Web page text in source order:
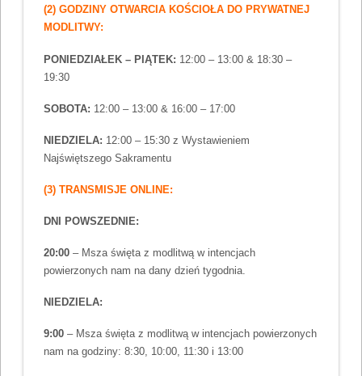
(2) GODZINY OTWARCIA KOŚCIOŁA DO PRYWATNEJ
MODLITWY:
PONIEDZIAŁEK – PIĄTEK: 12:00 – 13:00 & 18:30 –
19:30
SOBOTA: 12:00 – 13:00 & 16:00 – 17:00
NIEDZIELA: 12:00 – 15:30 z Wystawieniem
Najświętszego Sakramentu
(3) TRANSMISJE ONLINE:
DNI POWSZEDNIE:
20:00– Msza święta z modlitwą w intencjach
powierzonych nam na dany dzień tygodnia.
NIEDZIELA:
9:00– Msza święta z modlitwą w intencjach powierzonych
nam na godziny: 8:30, 10:00, 11:30 i 13:00